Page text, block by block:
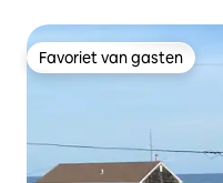
Favoriet van gasten
Favoriet van gasten